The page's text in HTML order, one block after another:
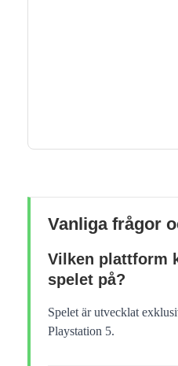
Vanliga frågor
Vilken plattform
spelet på?
Spelet är utvecklat
Playstation 5.